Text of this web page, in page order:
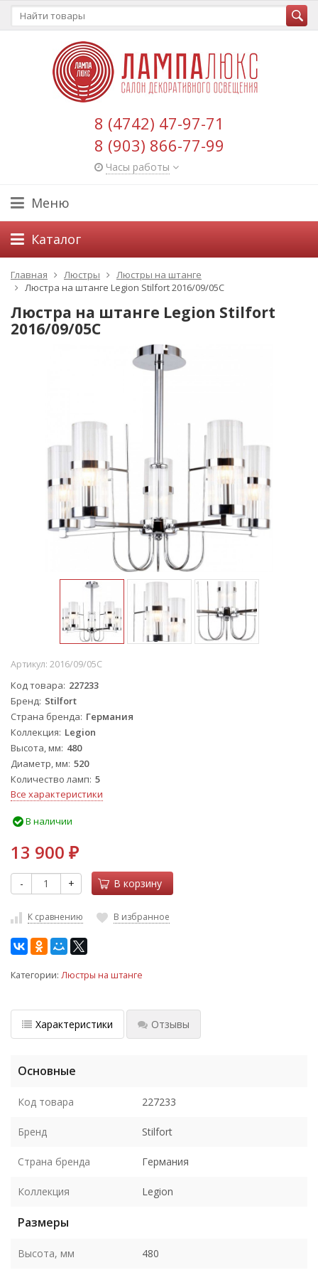
8 (4742) 47-97-71
8 (903) 866-77-99
Часы работы
Меню
Каталог
Главная Люстры
Люстры на штанге
Люстра на штанге Legion Stilfort 2016/09/05C
Люстра на штанге Legion Stilfort
2016/09/05C
Артикул: 2016/09/05C
Код товара 227233
Бренд Stilfort
Страна бренда Германия
Коллекция Legion
Высота, мм 480
Диаметр, мм 520
Количество ламп 5
Все характеристики
В наличии
13 900 ₽
- + В корзину
К сравнению В избранное
Категории: Люстры на штанге
Характеристики Отзывы
Основные
Код товара 227233
Бренд Stilfort
Страна бренда Германия
Коллекция Legion
Размеры
Высота, мм 480